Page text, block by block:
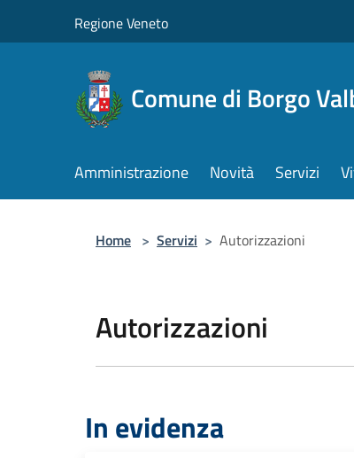
Regione Veneto
Comune di Borgo
Amministrazione Novità Servizi
Home > Servizi > Autorizzazioni
Autorizzazioni
In evidenza